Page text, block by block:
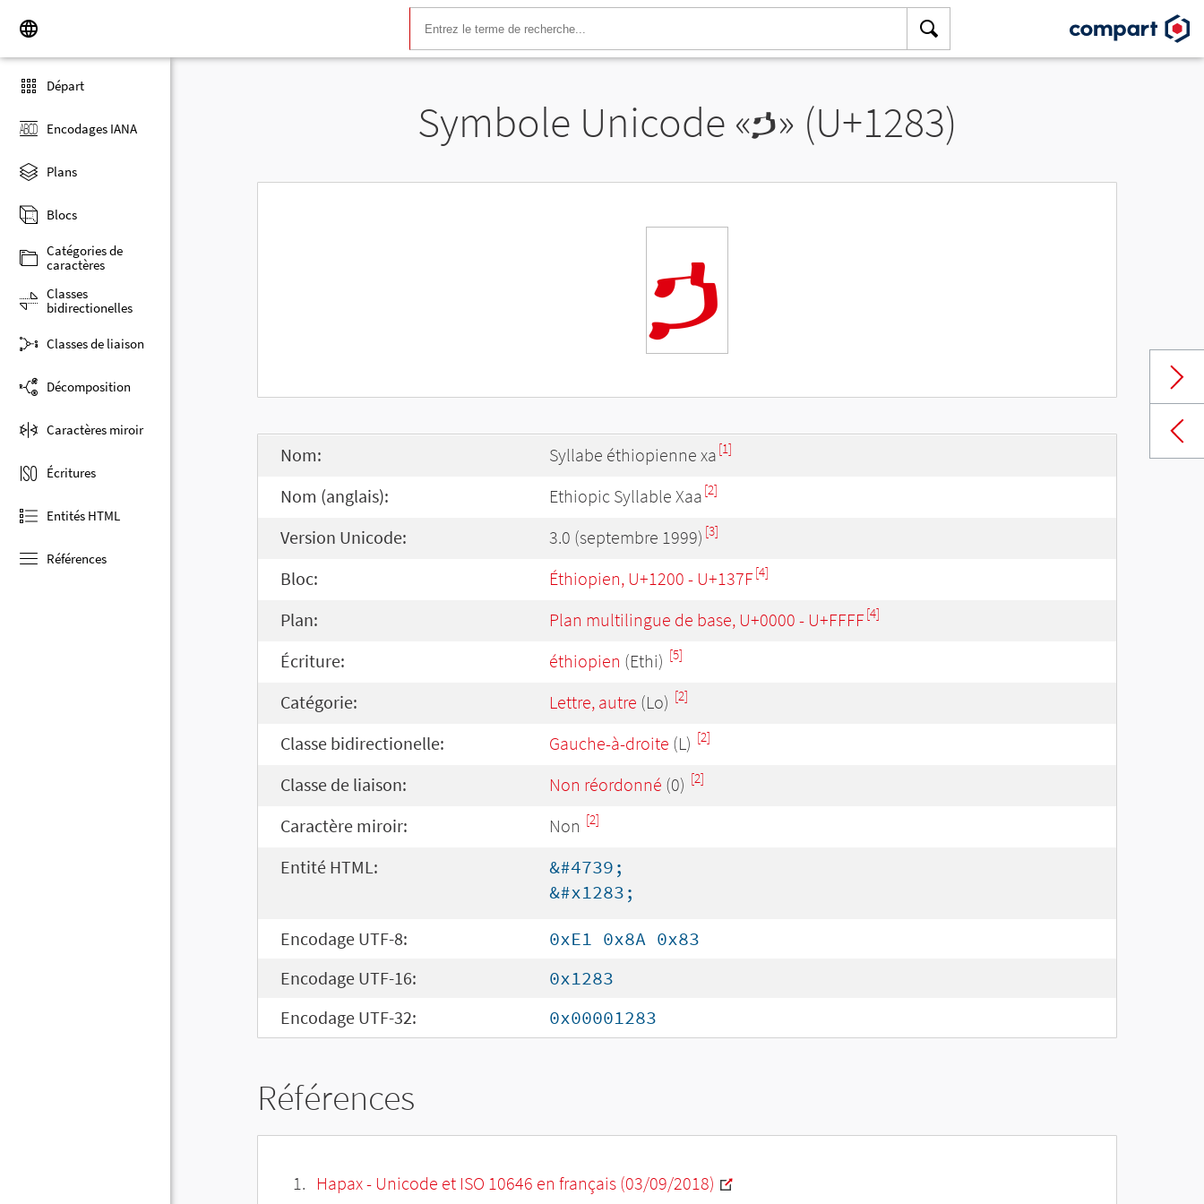
Départ
Encodages IANA
Plans
Blocs
Catégories de
caractères
Classes
bidirectionelles
Classes de liaison
Décomposition
Caractères miroir
Écritures
Entités HTML
Références
Symbole Unicode «ኃ» (U+1283)
ኃ
Nom: Syllabe éthiopienne xa [1]
Nom (anglais): Ethiopic Syllable Xaa [2]
Version Unicode: 3.0 (septembre 1999) [3]
Bloc: Éthiopien, U+1200 - U+137F[4]
Plan: Plan multilingue de base, U+0000 - U+FFFF[4]
Écriture: éthiopien (Ethi) [5]
Catégorie: Lettre, autre (Lo) [2]
Classe bidirectionelle: Gauche-à-droite (L) [2]
Classe de liaison: Non réordonné (0) [2]
Caractère miroir: Non [2]
Entité HTML:
&#4739;
&#x1283;
Encodage UTF-8:
0xE1 0x8A 0x83
Encodage UTF-16:
0x1283
Encodage UTF-32:
0x00001283
Références
Hapax - Unicode et ISO 10646 en français (03/09/2018)